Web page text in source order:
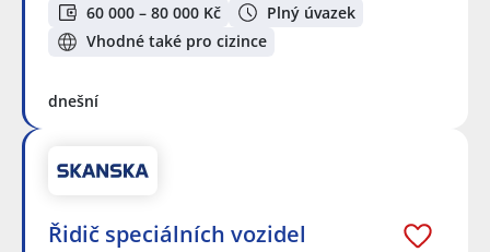
60 000 – 80 000 Kč
Plný úvazek
Vhodné také pro cizince
dnešní
Řidič speciálních vozidel